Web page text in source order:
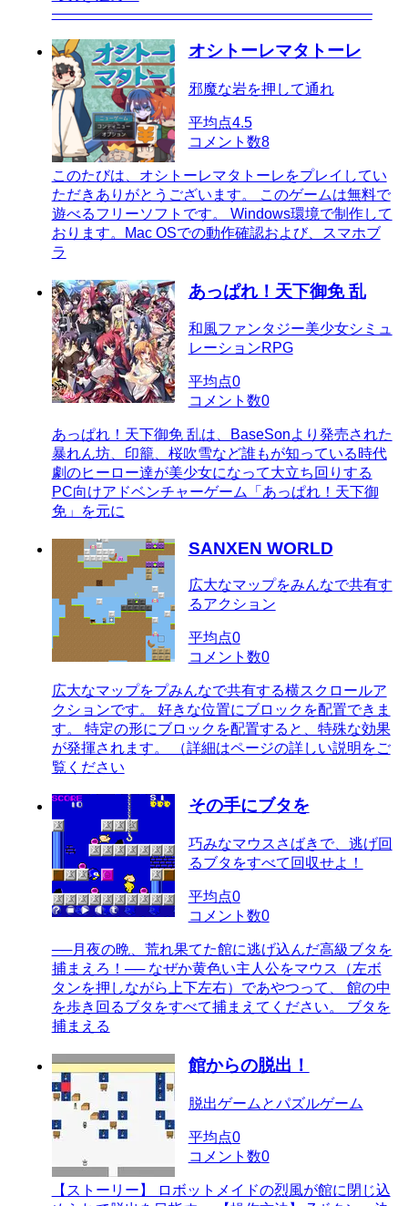
――――――――――――――――――――――
オシトーレマタトーレ
邪魔な岩を押して通れ
平均点4.5
コメント数8
このたびは、オシトーレマタトーレをプレイしてい
ただきありがとうございます。 このゲームは無料で
遊べるフリーソフトです。 Windows環境で制作して
おります。Mac OSでの動作確認および、スマホブ
ラ
あっぱれ！天下御免 乱
和風ファンタジー美少女シミュ
レーションRPG
平均点0
コメント数0
あっぱれ！天下御免 乱は、BaseSonより発売された
暴れん坊、印籠、桜吹雪など誰もが知っている時代
劇のヒーロー達が美少女になって大立ち回りする
PC向けアドベンチャーゲーム「あっぱれ！天下御
免」を元に
SANXEN WORLD
広大なマップをみんなで共有す
るアクション
平均点0
コメント数0
広大なマップをプみんなで共有する横スクロールア
クションです。 好きな位置にブロックを配置できま
す。 特定の形にブロックを配置すると、特殊な効果
が発揮されます。 （詳細はページの詳しい説明をご
覧ください
その手にブタを
巧みなマウスさばきで、逃げ回
るブタをすべて回収せよ！
平均点0
コメント数0
──月夜の晩、荒れ果てた館に逃げ込んだ高級ブタを
捕まえろ！── なぜか黄色い主人公をマウス（左ボ
タンを押しながら上下左右）であやつって、 館の中
を歩き回るブタをすべて捕まえてください。 ブタを
捕まえる
館からの脱出！
脱出ゲームとパズルゲーム
平均点0
コメント数0
【ストーリー】 ロボットメイドの烈風が館に閉じ込